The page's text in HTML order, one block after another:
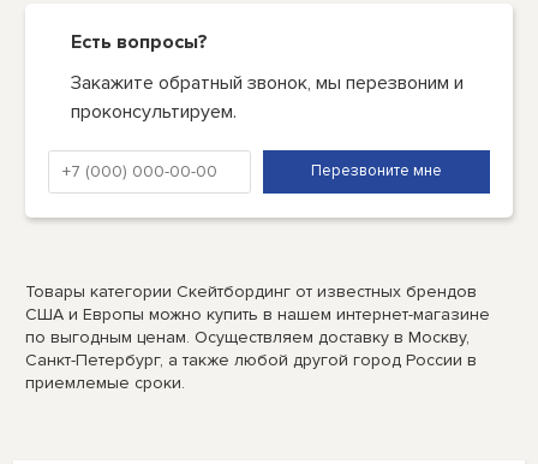
Есть вопросы?
Закажите обратный звонок, мы перезвоним и
проконсультируем.
Товары категории Скейтбординг от известных брендов
США и Европы можно купить в нашем интернет-магазине
по выгодным ценам. Осуществляем доставку в Москву,
Санкт-Петербург, а также любой другой город России в
приемлемые сроки.